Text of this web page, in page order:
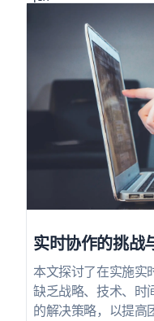
实时协作的挑战
本文探讨了在实施实
缺乏战略、技术、时
的解决策略，以提高